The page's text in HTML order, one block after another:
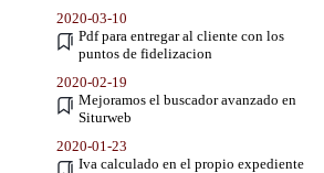
2020-03-10
Pdf para entregar al cliente con los
puntos de fidelizacion
2020-02-19
Mejoramos el buscador avanzado en
Siturweb
2020-01-23
Iva calculado en el propio expediente